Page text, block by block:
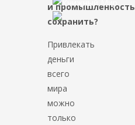
и промышленность
сохранить?
Привлекать
деньги
всего
мира
можно
только